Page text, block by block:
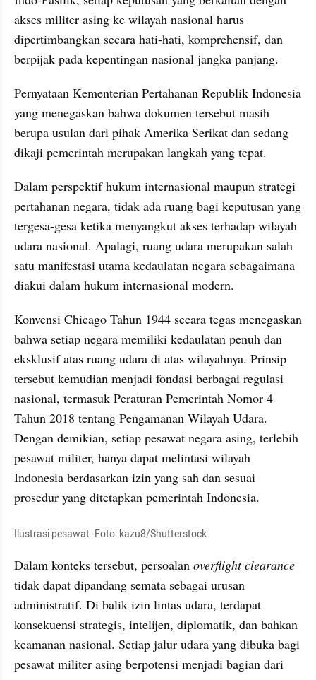
akses militer asing ke wilayah nasional harus
dipertimbangkan secara hati-hati, komprehensif, dan
berpijak pada kepentingan nasional jangka panjang.
Pernyataan Kementerian Pertahanan Republik Indonesia
yang menegaskan bahwa dokumen tersebut masih
berupa usulan dari pihak Amerika Serikat dan sedang
dikaji pemerintah merupakan langkah yang tepat.
Dalam perspektif hukum internasional maupun strategi
pertahanan negara, tidak ada ruang bagi keputusan yang
tergesa-gesa ketika menyangkut akses terhadap wilayah
udara nasional. Apalagi, ruang udara merupakan salah
satu manifestasi utama kedaulatan negara sebagaimana
diakui dalam hukum internasional modern.
Konvensi Chicago Tahun 1944 secara tegas menegaskan
bahwa setiap negara memiliki kedaulatan penuh dan
eksklusif atas ruang udara di atas wilayahnya. Prinsip
tersebut kemudian menjadi fondasi berbagai regulasi
nasional, termasuk Peraturan Pemerintah Nomor 4
Tahun 2018 tentang Pengamanan Wilayah Udara.
Dengan demikian, setiap pesawat negara asing, terlebih
pesawat militer, hanya dapat melintasi wilayah
Indonesia berdasarkan izin yang sah dan sesuai
prosedur yang ditetapkan pemerintah Indonesia.
Ilustrasi pesawat. Foto: kazu8/Shutterstock
Dalam konteks tersebut, persoalan overflight clearance
tidak dapat dipandang semata sebagai urusan
administratif. Di balik izin lintas udara, terdapat
konsekuensi strategis, intelijen, diplomatik, dan bahkan
keamanan nasional. Setiap jalur udara yang dibuka bagi
pesawat militer asing berpotensi menjadi bagian dari